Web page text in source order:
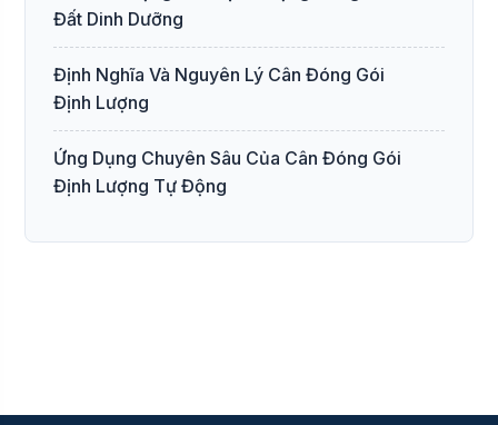
Đất Dinh Dưỡng
Định Nghĩa Và Nguyên Lý Cân Đóng Gói
Định Lượng
Ứng Dụng Chuyên Sâu Của Cân Đóng Gói
Định Lượng Tự Động